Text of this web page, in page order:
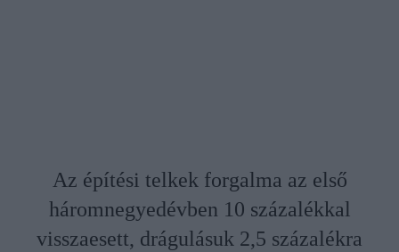
Az építési telkek forgalma az első
háromnegyedévben 10 százalékkal
visszaesett, drágulásuk 2,5 százalékra